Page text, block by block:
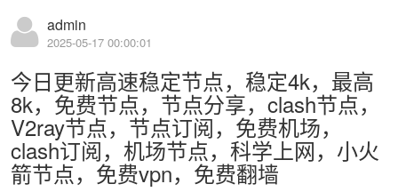
admin
2025-05-17 00:00:01
今日更新高速稳定节点，稳定4k，最高
8k，免费节点，节点分享，clash节点，
V2ray节点，节点订阅，免费机场，
clash订阅，机场节点，科学上网，小火
箭节点，免费vpn，免费翻墙